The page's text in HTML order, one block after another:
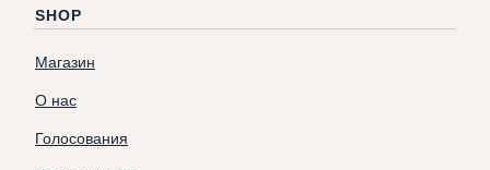
SHOP
Магазин
О нас
Голосования